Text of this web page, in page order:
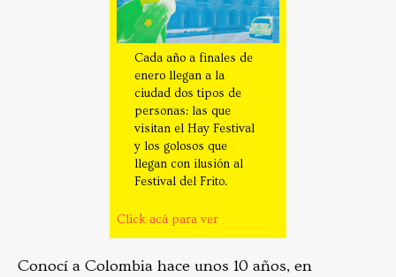
Cada año a finales de
enero llegan a la
ciudad dos tipos de
personas: las que
visitan el Hay Festival
y los golosos que
llegan con ilusión al
Festival del Frito.
Click acá para ver
Conocí a Colombia hace unos 10 años, en